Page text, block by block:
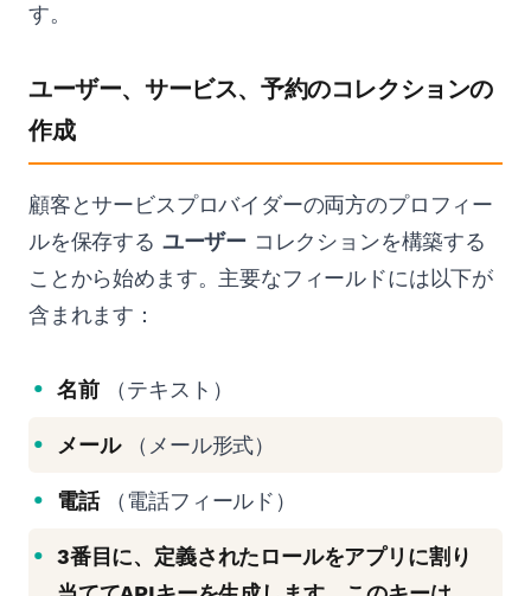
す。
ユーザー、サービス、予約のコレクションの
作成
顧客とサービスプロバイダーの両方のプロフィー
ルを保存する ユーザー コレクションを構築する
ことから始めます。主要なフィールドには以下が
含まれます：
名前（テキスト）
メール（メール形式）
電話（電話フィールド）
3番目に、定義されたロールをアプリに割り